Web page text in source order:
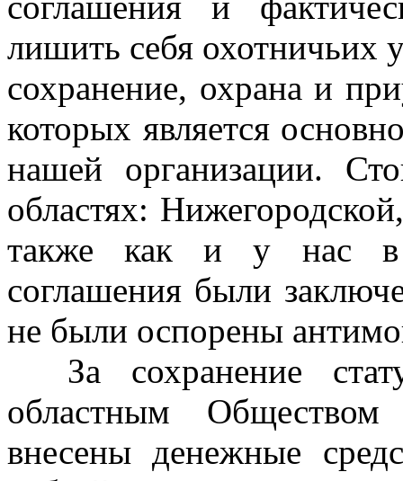
лишить себя охотничьих
сохранение, охрана и
которых является
нашей организации.
областях:
также как и у нас в
соглашения были
не были оспорены
За сохранение
областным
внесены денежные